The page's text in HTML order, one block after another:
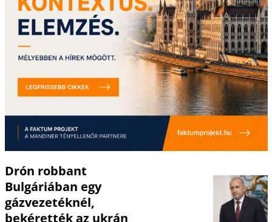
Drón robbant
Bulgáriában egy
gázvezetéknél,
bekérették az ukrán